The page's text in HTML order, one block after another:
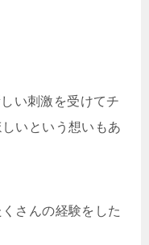
い刺激を受けてチ
いという想いもあ
さんの経験をした